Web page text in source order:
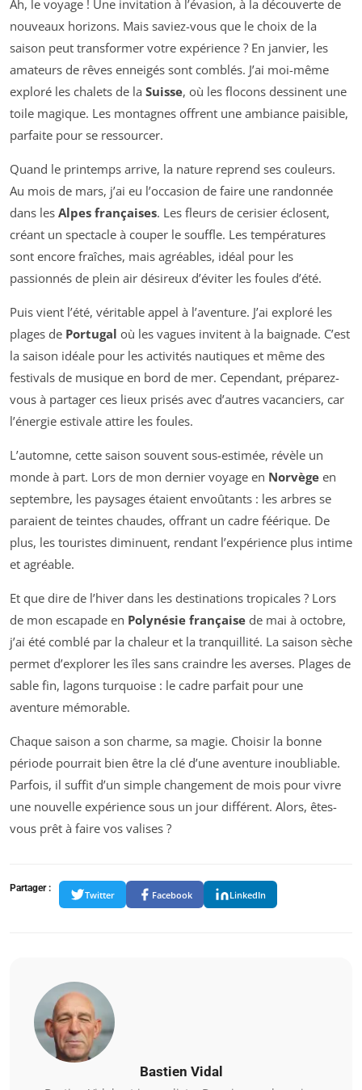
Ah, le voyage ! Une invitation à l’évasion, à la découverte de
nouveaux horizons. Mais saviez-vous que le choix de la
saison peut transformer votre expérience ? En janvier, les
amateurs de rêves enneigés sont comblés. J’ai moi-même
exploré les chalets de la Suisse, où les flocons dessinent une
toile magique. Les montagnes offrent une ambiance paisible,
parfaite pour se ressourcer.
Quand le printemps arrive, la nature reprend ses couleurs.
Au mois de mars, j’ai eu l’occasion de faire une randonnée
dans les Alpes françaises. Les fleurs de cerisier éclosent,
créant un spectacle à couper le souffle. Les températures
sont encore fraîches, mais agréables, idéal pour les
passionnés de plein air désireux d’éviter les foules d’été.
Puis vient l’été, véritable appel à l’aventure. J’ai exploré les
plages de Portugal où les vagues invitent à la baignade. C’est
la saison idéale pour les activités nautiques et même des
festivals de musique en bord de mer. Cependant, préparez-
vous à partager ces lieux prisés avec d’autres vacanciers, car
l’énergie estivale attire les foules.
L’automne, cette saison souvent sous-estimée, révèle un
monde à part. Lors de mon dernier voyage en Norvège en
septembre, les paysages étaient envoûtants : les arbres se
paraient de teintes chaudes, offrant un cadre féérique. De
plus, les touristes diminuent, rendant l’expérience plus intime
et agréable.
Et que dire de l’hiver dans les destinations tropicales ? Lors
de mon escapade en Polynésie française de mai à octobre,
j’ai été comblé par la chaleur et la tranquillité. La saison sèche
permet d’explorer les îles sans craindre les averses. Plages de
sable fin, lagons turquoise : le cadre parfait pour une
aventure mémorable.
Chaque saison a son charme, sa magie. Choisir la bonne
période pourrait bien être la clé d’une aventure inoubliable.
Parfois, il suffit d’un simple changement de mois pour vivre
une nouvelle expérience sous un jour différent. Alors, êtes-
vous prêt à faire vos valises ?
Partager :
Twitter Facebook LinkedIn
Bastien Vidal